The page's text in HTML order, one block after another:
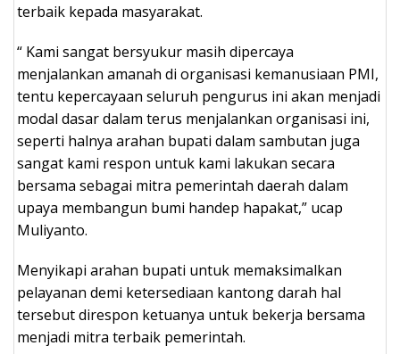
terbaik kepada masyarakat.
“ Kami sangat bersyukur masih dipercaya
menjalankan amanah di organisasi kemanusiaan PMI,
tentu kepercayaan seluruh pengurus ini akan menjadi
modal dasar dalam terus menjalankan organisasi ini,
seperti halnya arahan bupati dalam sambutan juga
sangat kami respon untuk kami lakukan secara
bersama sebagai mitra pemerintah daerah dalam
upaya membangun bumi handep hapakat,” ucap
Muliyanto.
Menyikapi arahan bupati untuk memaksimalkan
pelayanan demi ketersediaan kantong darah hal
tersebut direspon ketuanya untuk bekerja bersama
menjadi mitra terbaik pemerintah.